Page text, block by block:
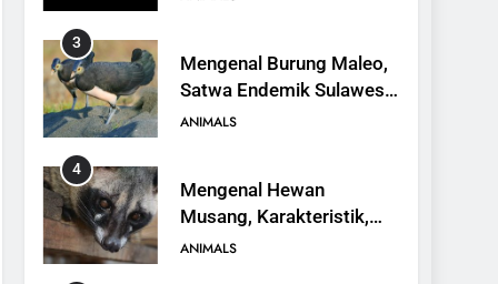
3
Mengenal Burung Maleo,
Satwa Endemik Sulawesi
yang Terancam Punah
ANIMALS
4
Mengenal Hewan
Musang, Karakteristik,
Jenis, dan Peran dalam
ANIMALS